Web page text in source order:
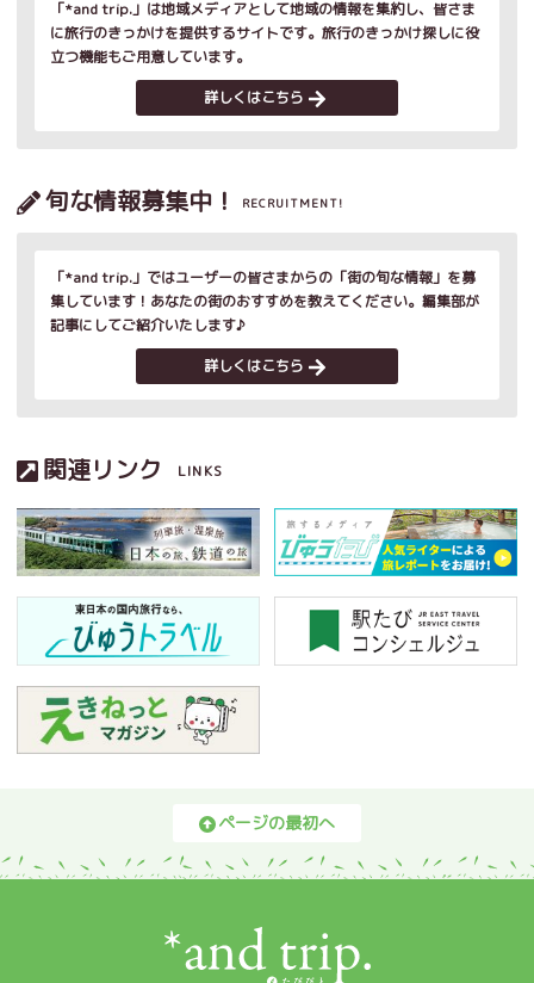
「*and trip.」は地域メディアとして地域の情報を集約し、皆さま
に旅行のきっかけを提供するサイトです。旅行のきっかけ探しに役
立つ機能もご用意しています。
詳しくはこちら
旬な情報募集中！ RECRUITMENT!
「*and trip.」ではユーザーの皆さまからの「街の旬な情報」を募
集しています！あなたの街のおすすめを教えてください。編集部が
記事にしてご紹介いたします♪
詳しくはこちら
関連リンク LINKS
ページの最初へ